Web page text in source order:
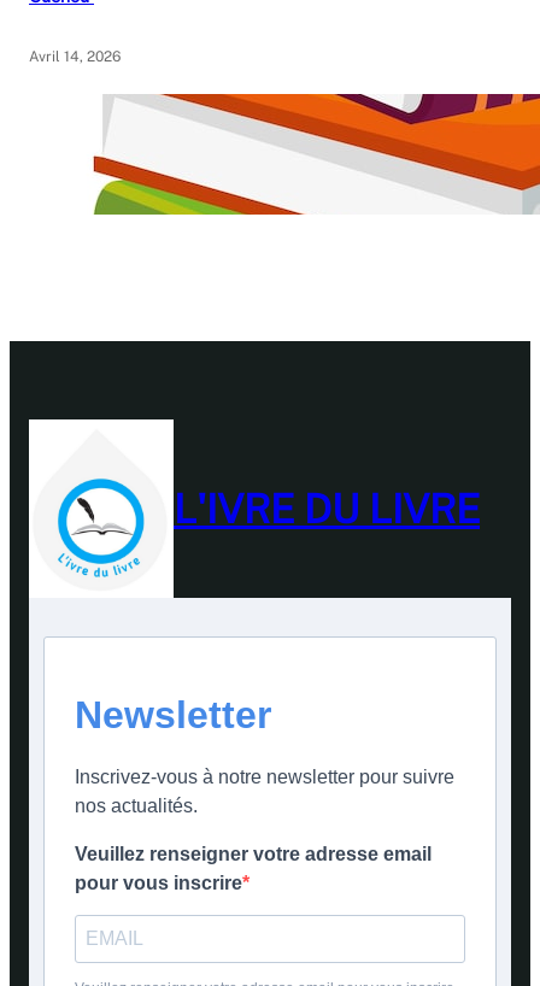
Avril 14, 2026
L'IVRE DU LIVRE
Newsletter
Inscrivez-vous à notre newsletter pour suivre
nos actualités.
Veuillez renseigner votre adresse email
pour vous inscrire